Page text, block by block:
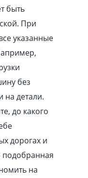
быть
При
указанные
без
на детали.
до какого
дорогах и
подобранная
на